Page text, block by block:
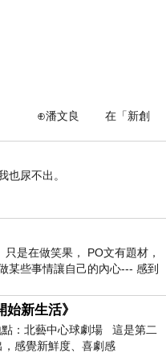
「新創
也尿不出。
是在做笑果， PO文有題材，
某些事情讓自己的內心--- 感到
新生活》
：北藝中心球劇場 這是第二
感覺新鮮度、喜劇感